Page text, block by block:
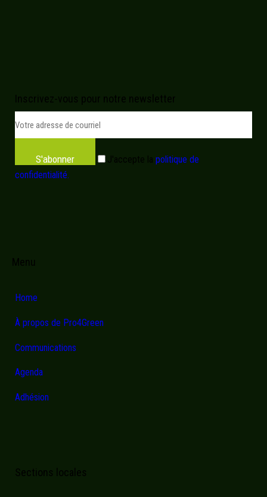
Inscrivez-vous pour notre newsletter
S'abonner J'accepte la politique de
confidentialité.
Menu
Home
À propos de Pro4Green
Communications
Agenda
Adhésion
Sections locales